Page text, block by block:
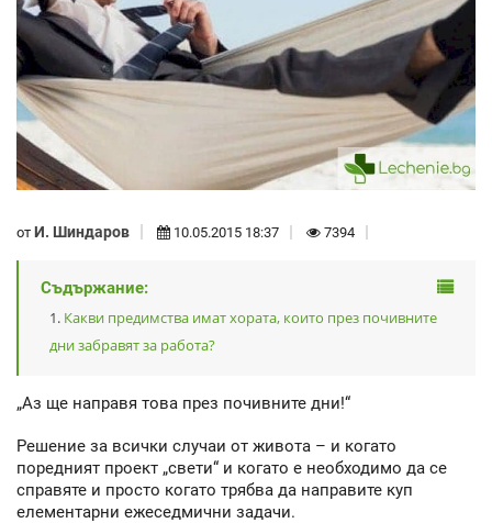
от И. Шиндаров 10.05.2015 18:37 7394
Съдържание:
Какви предимства имат хората, които през почивните
дни забравят за работа?
„Аз ще направя това през почивните дни!“
Решение за всички случаи от живота – и когато
поредният проект „свети“ и когато е необходимо да се
справяте и просто когато трябва да направите куп
елементарни ежеседмични задачи.